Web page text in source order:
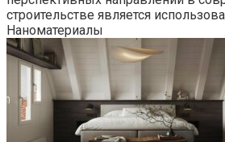
строительстве является
Наноматериалы